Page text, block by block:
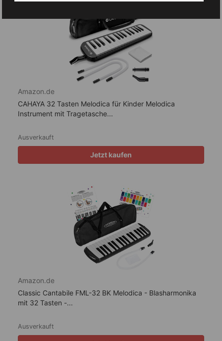
Amazon.de
CAHAYA 32 Tasten Melodica für Kinder Melodica
Instrument mit Tragetasche...
Ausverkauft
Jetzt kaufen
Amazon.de
Classic Cantabile FML-32 BK Melodica - Blasharmonika
mit 32 Tasten -...
Ausverkauft